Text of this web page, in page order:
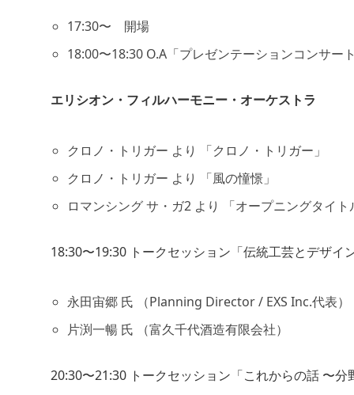
17:30〜 開場
18:00〜18:30 O.A「プレゼンテーションコンサー
エリシオン・フィルハーモニー・オーケストラ
クロノ・トリガー より 「クロノ・トリガー」
クロノ・トリガー より 「風の憧憬」
ロマンシング サ・ガ2 より 「オープニングタイト
18:30〜19:30 トークセッション「伝統工芸とデザイ
永田宙郷 氏 （Planning Director / EXS Inc.代表）
片渕一暢 氏 （富久千代酒造有限会社）
20:30〜21:30 トークセッション「これからの話 〜